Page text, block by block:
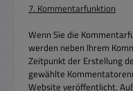
7. Kommentarfunktion
Wenn Sie die
werden neben Ihrem
Zeitpunkt der Erstellung
gewählte
Website veröffentlicht.